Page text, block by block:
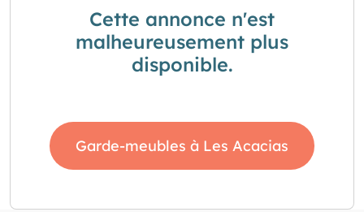
Cette annonce n'est
malheureusement plus
disponible.
Garde-meubles à Les Acacias